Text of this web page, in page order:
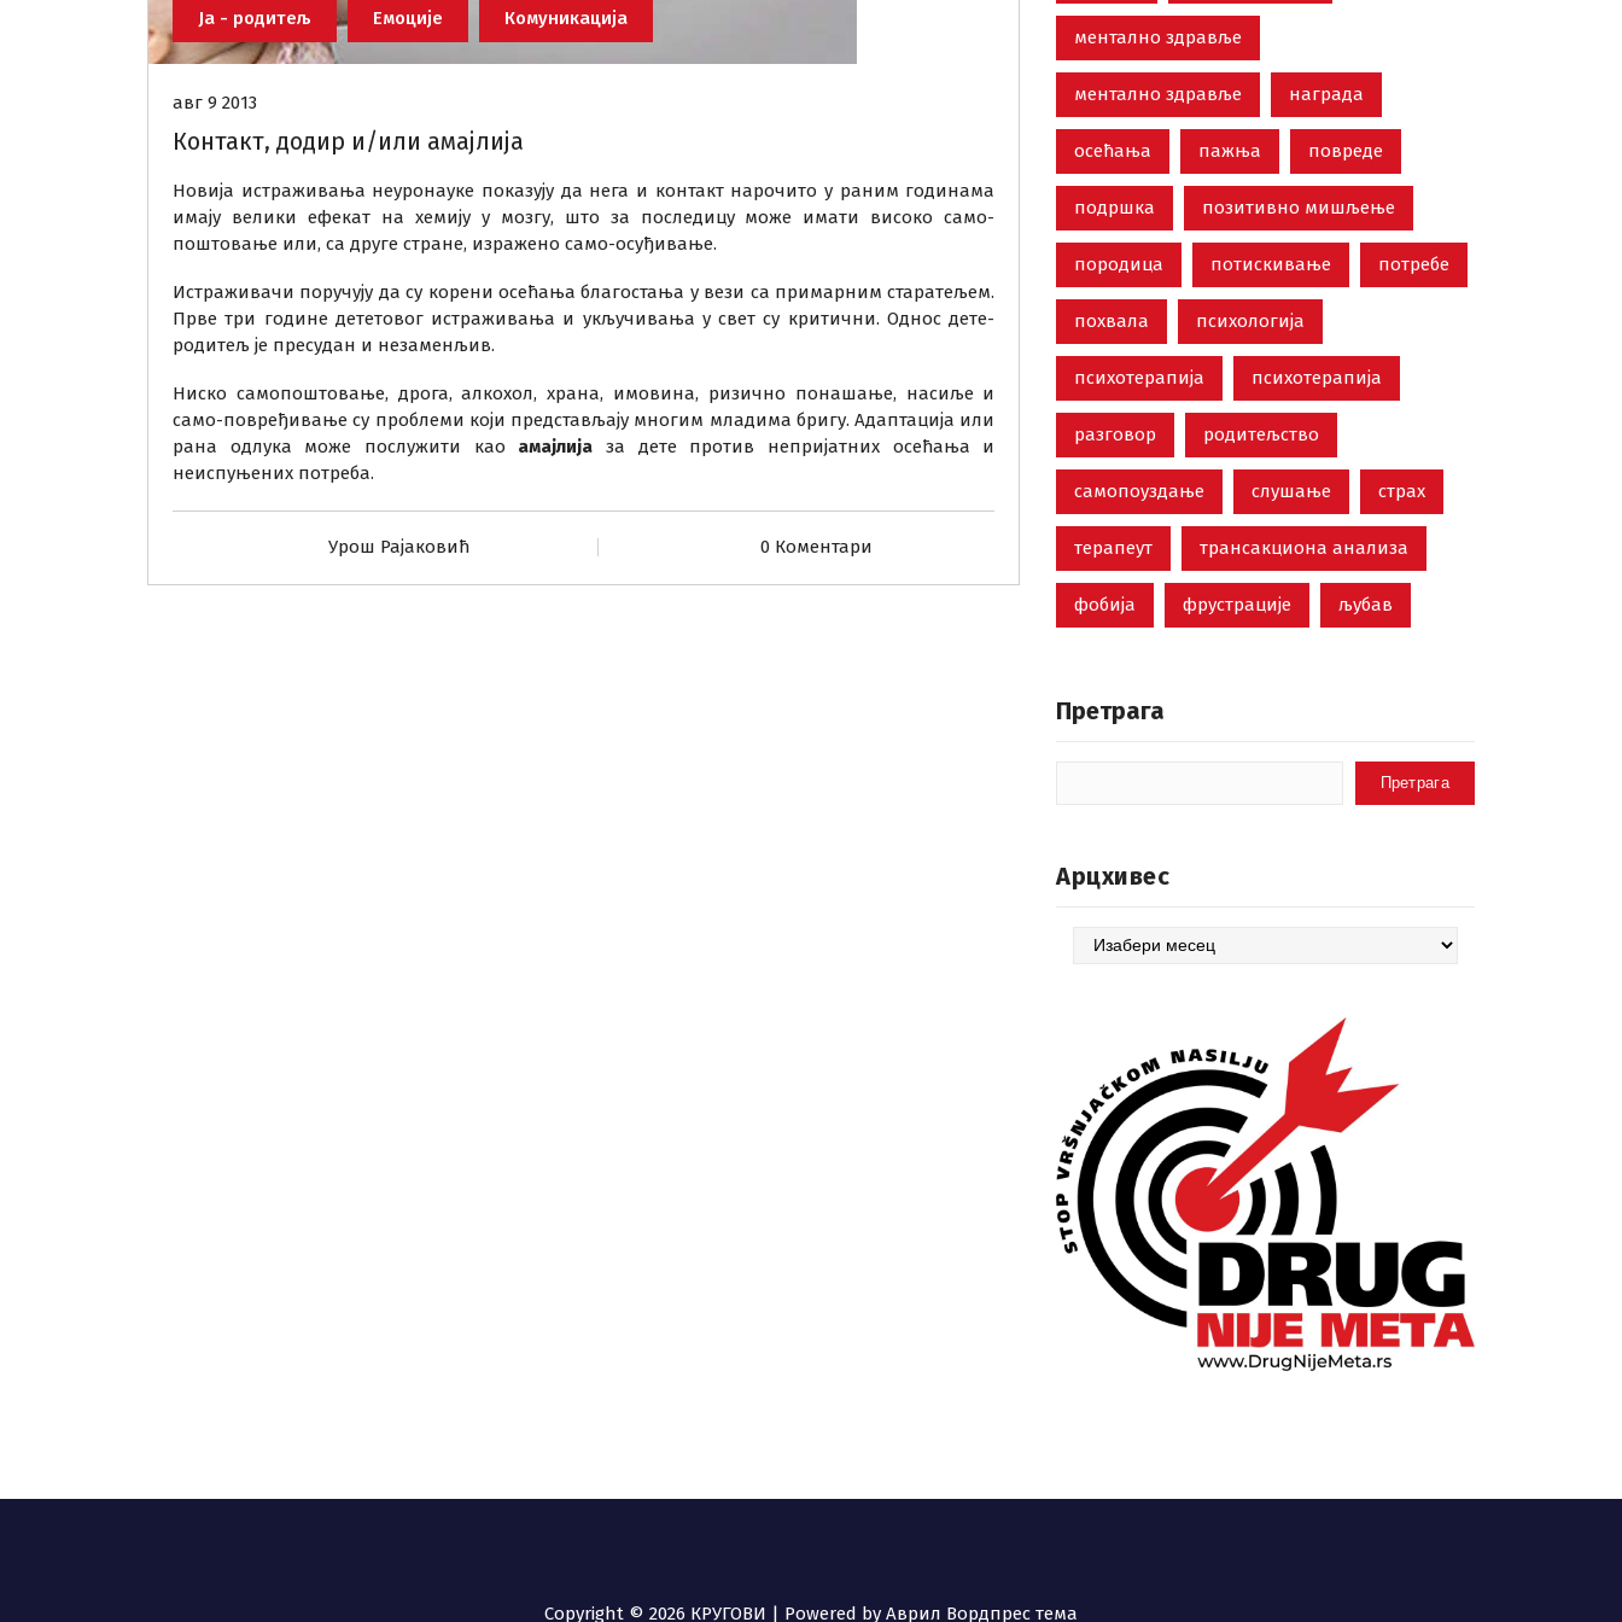
Ја - родитељ Емоције Комуникација
авг 9 2013
Контакт, додир и/или амајлија
Новија истраживања неуронауке показују да нега и контакт нарочито у раним годинама
имају велики ефекат на хемију у мозгу, што за последицу може имати високо само-
поштовање или, са друге стране, изражено само-осуђивање.
Истраживачи поручују да су корени осећања благостања у вези са примарним старатељем.
Прве три године дететовог истраживања и укључивања у свет су критични. Однос дете-
родитељ је пресудан и незаменљив.
Ниско самопоштовање, дрога, алкохол, храна, имовина, ризично понашање, насиље и
само-повређивање су проблеми који представљају многим младима бригу. Адаптација или
рана одлука може послужити као амајлија за дете против непријатних осећања и
неиспуњених потреба.
Урош Рајаковић 0 Коментари
ментално здравље
ментално здравље награда
осећања пажња повреде
подршка позитивно мишљење
породица потискивање потребе
похвала психологија
психотерапија психотерапија
разговор родитељство
самопоуздање слушање страх
терапеут трансакциона анализа
фобија фрустрације љубав
Претрага
Претрага
Арцхивес
Арцхивес
Copyright © 2026 КРУГОВИ | Powered by Аврил Вордпрес тема